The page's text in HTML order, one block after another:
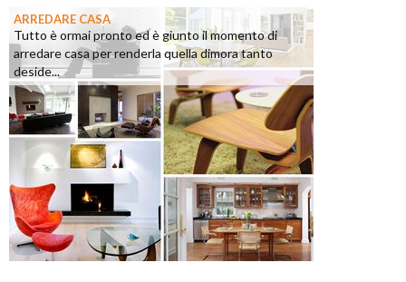
ARREDARE CASA
Tutto è ormai pronto ed è giunto il momento di
arredare casa per renderla quella dimora tanto
deside...